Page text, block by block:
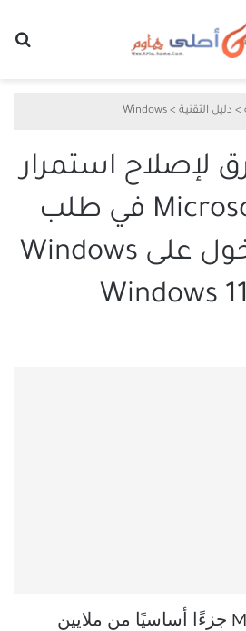
> دليل التقنية >
Windows
8 طرق لإصلاح استمرار
Microsoft Teams في طلب
تسجيل الدخول على Windows
يظل Microsoft Teams جزءًا أساسيًا من ملايين